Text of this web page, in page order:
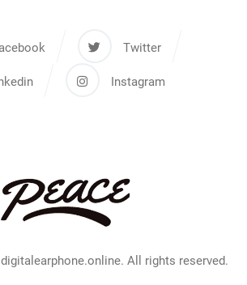
Twitter
Instagram
All rights reserved.